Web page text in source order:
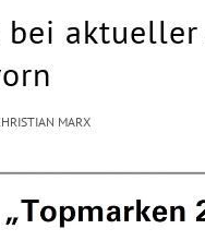
bei
MARX